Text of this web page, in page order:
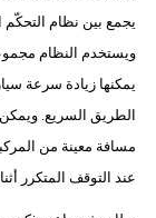
يجمع بين نظام التحكّم
ويستخدم النظام
يمكنها زيادة سرعة
الطريق السريع.
مسافة معينة من
عند التوقف المتكرر